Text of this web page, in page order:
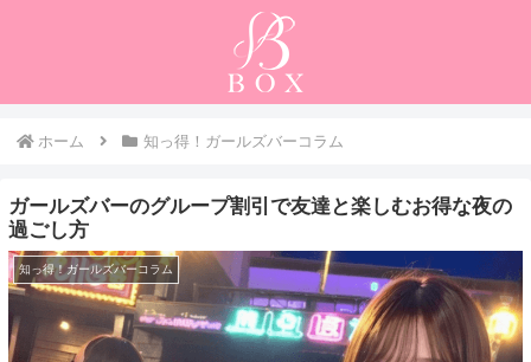
ホーム 知っ得！ガールズバーコラム
ガールズバーのグループ割引で友達と楽しむお得な夜の
過ごし方
知っ得！ガールズバーコラム